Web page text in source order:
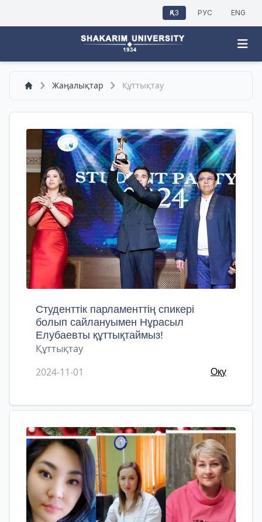
ҚАЗ РУС ENG
Жаңалықтар Құттықтау
Студенттік парламенттің спикері
болып сайлануымен Нұрасыл
Елубаевты құттықтаймыз!
Құттықтау
2024-11-01
Оқу